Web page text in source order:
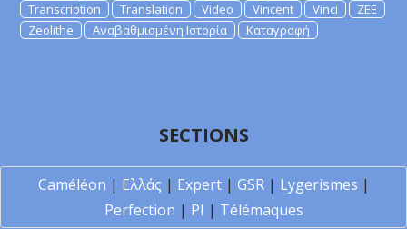
Transcription
Translation Video Vincent Vinci
ZEE
Zeolithe
Αναβαθμισμένη Ιστορία Καταγραφή
SECTIONS
Caméléon | Ελλάς | Expert| GSR| Lygerismes |
Perfection | PI | Télémaques